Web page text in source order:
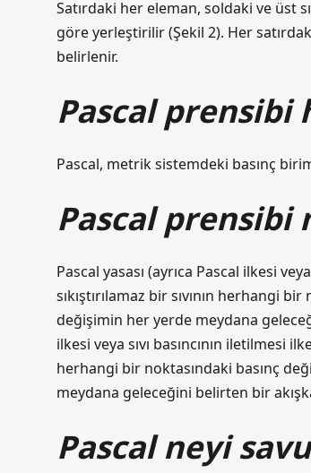
Satırdaki her eleman, soldaki ve üst
göre yerleştirilir (Şekil 2). Her
belirlenir.
Pascal prensibi
Pascal, metrik sistemdeki basınç
Pascal prensibi
Pascal yasası (ayrıca Pascal ilkesi
sıkıştırılamaz bir sıvının herhangi
değişimin her yerde meydana
ilkesi veya sıvı basıncının iletilmesi
herhangi bir noktasındaki basınç
meydana geleceğini belirten bir
Pascal neyi